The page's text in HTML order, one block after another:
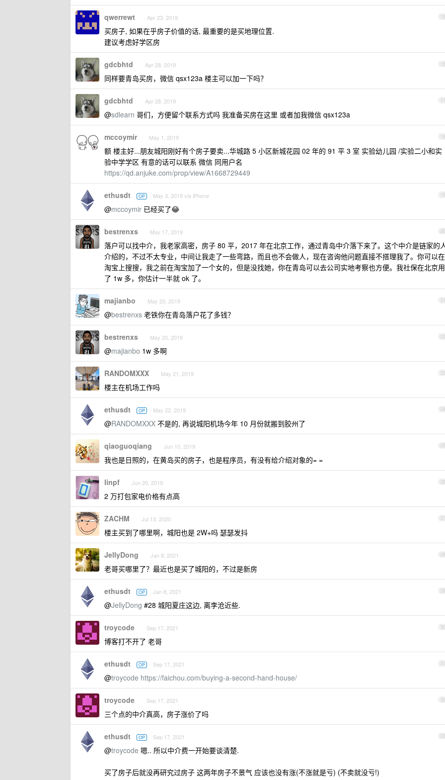
15
qwerrewt Apr 23, 2019
买房子, 如果在乎房子价值的话, 最重要的是买地理位置.
建议考虑好学区房
16
gdcbhtd Apr 28, 2019
同样要青岛买房，微信 qsx123a 楼主可以加一下吗？
17
gdcbhtd Apr 28, 2019
@sdlearn 哥们，方便留个联系方式吗 我准备买房在这里 或者加我微信 qsx123a
18
mccoymir May 1, 2019
额 楼主好...朋友城阳刚好有个房子要卖...华城路 5 小区新城花园 02 年的 91 平 3 室 实验幼儿园 /实验二小和实
验中学学区 有意的话可以联系 微信 同用户名
https://qd.anjuke.com/prop/view/A1668729449
19
ethusdt OP May 3, 2019 via iPhone
@mccoymir 已经买了😂
20
bestrenxs May 17, 2019
落户可以找中介，我老家高密，房子 80 平，2017 年在北京工作，通过青岛中介落下来了。这个中介是链家的
介绍的，不过不太专业，中间让我走了一些弯路，而且也不会做人，现在咨询他问题直接不搭理我了。你可以在
淘宝上搜搜，我之前在淘宝加了一个女的，但是没找她，你在青岛可以去公司实地考察也方便。我社保在北京用
了 1w 多，你估计一半就 ok 了。
21
majianbo May 20, 2019
@bestrenxs 老铁你在青岛落户花了多钱？
22
bestrenxs May 20, 2019
@majianbo 1w 多啊
23
RANDOMXXX May 21, 2019
楼主在机场工作吗
24
ethusdt OP May 22, 2019
@RANDOMXXX 不是的, 再说城阳机场今年 10 月份就搬到胶州了
25
qiaoguoqiang Jun 10, 2019
我也是日照的，在黄岛买的房子，也是程序员，有没有给介绍对象的= =
26
linpf Jun 20, 2019
2 万打包家电价格有点高
27
ZACHM Jul 13, 2020
楼主买到了哪里啊，城阳也是 2W+吗 瑟瑟发抖
28
JellyDong Jan 8, 2021
老哥买哪里了？最近也是买了城阳的，不过是新房
29
ethusdt OP Jan 8, 2021
@JellyDong #28 城阳夏庄这边, 离李沧近些.
30
troycode Sep 17, 2021
博客打不开了 老哥
31
ethusdt OP Sep 17, 2021
@troycode https://faichou.com/buying-a-second-hand-house/
32
troycode Sep 17, 2021
三个点的中介真高，房子涨价了吗
33
ethusdt OP Sep 17, 2021
@troycode 嗯.. 所以中介费一开始要谈清楚.
买了房子后就没再研究过房子 这两年房子不景气 应该也没有涨(不涨就是亏) (不卖就没亏!)